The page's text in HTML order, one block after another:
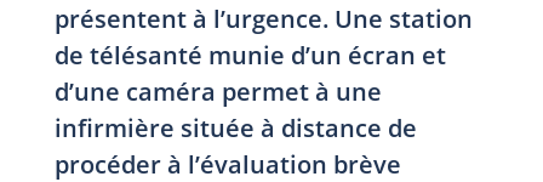
présentent à l’urgence. Une station
de télésanté munie d’un écran et
d’une caméra permet à une
infirmière située à distance de
procéder à l’évaluation brève